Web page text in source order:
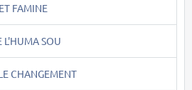
FAMINE
L'HUMA SOU
CHANGEMENT